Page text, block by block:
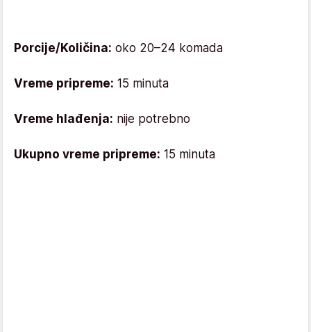
Porcije/Količina: oko 20–24 komada
Vreme pripreme: 15 minuta
Vreme hlađenja: nije potrebno
Ukupno vreme pripreme: 15 minuta